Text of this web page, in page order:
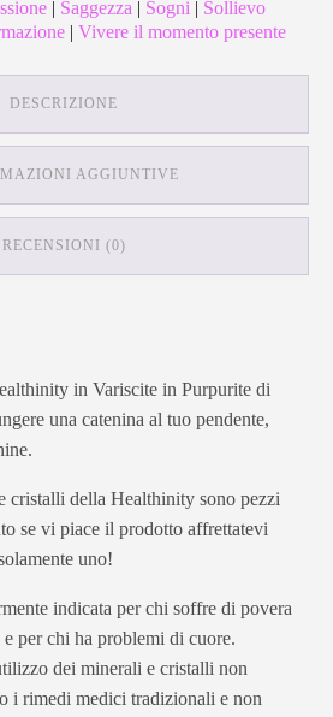
Saggezza Sogni
Sollievo
Vivere il momento presente
DESCRIZIONE
AGGIUNTIVE
RECENSIONI (0)
in Variscite in Purpurite di
una catenina al tuo pendente,
cristalli della Healthinity sono pezzi
se vi piace il prodotto affrettatevi
uno!
indicata per chi soffre di povera
per chi ha problemi di cuore.
dei minerali e cristalli non
i rimedi medici tradizionali e non